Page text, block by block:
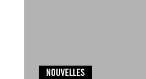
NOUVELLES